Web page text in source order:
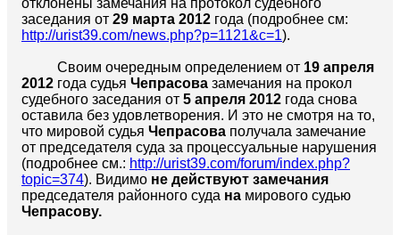
отклонены замечания на протокол судебного
заседания от 29 марта 2012 года (подробнее см:
http://urist39.com/news.php?p=1121&c=1).
Своим очередным определением от 19 апреля
2012 года судья Чепрасова замечания на прокол
судебного заседания от 5 апреля 2012 года снова
оставила без удовлетворения. И это не смотря на то,
что мировой судья Чепрасова получала замечание
от председателя суда за процессуальные нарушения
(подробнее см.: http://urist39.com/forum/index.php?
topic=374). Видимо не действуют замечания
председателя районного суда на мирового судью
Чепрасову.